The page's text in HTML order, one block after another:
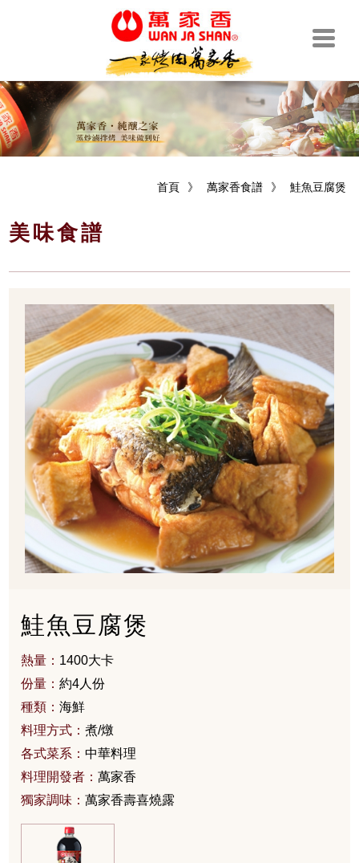
鮭魚豆腐煲
》
萬家香食譜
》
首頁
美味食譜
鮭魚豆腐煲
熱量： 1400大卡
份量：約4人份
種類：海鮮
料理方式：煮/燉
各式菜系：中華料理
料理開發者：萬家香
獨家調味：萬家香壽喜燒露